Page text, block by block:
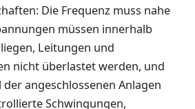
Die Frequenz muss nahe
müssen innerhalb
Leitungen und
nicht überlastet werden, und
angeschlossenen Anlagen
Schwingungen,